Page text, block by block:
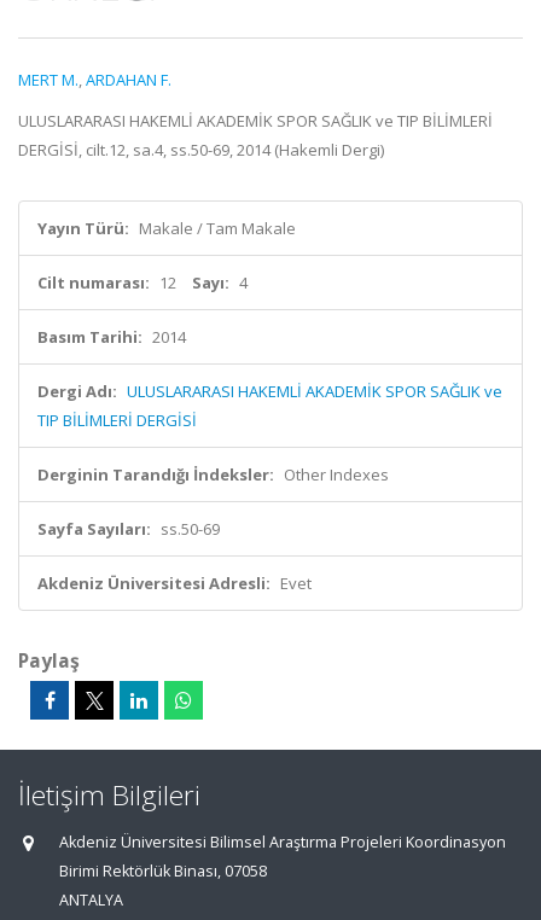
MERT M.,ARDAHAN F.
ULUSLARARASI HAKEMLİ AKADEMİK SPOR SAĞLIK ve TIP BİLİMLERİ
DERGİSİ, cilt.12, sa.4, ss.50-69, 2014 (Hakemli Dergi)
Yayın Türü: Makale / Tam Makale
Cilt numarası: 12 Sayı: 4
Basım Tarihi: 2014
Dergi Adı: ULUSLARARASI HAKEMLİ AKADEMİK SPOR SAĞLIK ve
TIP BİLİMLERİ DERGİSİ
Derginin Tarandığı İndeksler: Other Indexes
Sayfa Sayıları: ss.50-69
Akdeniz Üniversitesi Adresli: Evet
Paylaş
İletişim Bilgileri
Akdeniz Üniversitesi Bilimsel Araştırma Projeleri Koordinasyon
Birimi Rektörlük Binası, 07058
ANTALYA